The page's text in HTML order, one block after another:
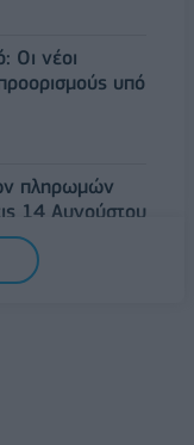
Οι νέοι
υπό
πληρωμών
14 Αυγούστου